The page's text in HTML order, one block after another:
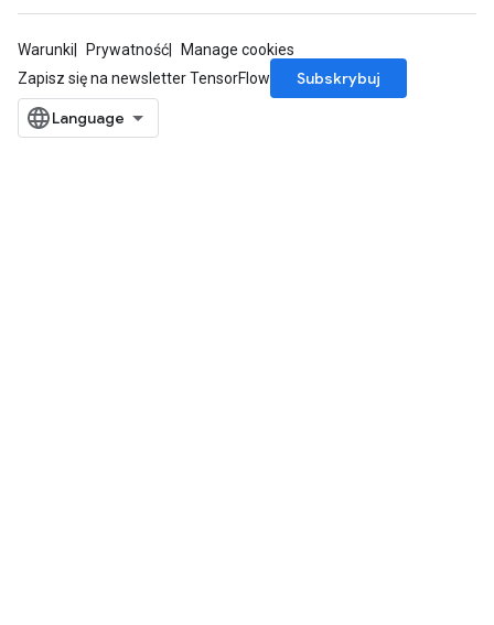
Warunki Prywatność
Manage cookies
Zapisz się na newsletter TensorFlow
Subskrybuj